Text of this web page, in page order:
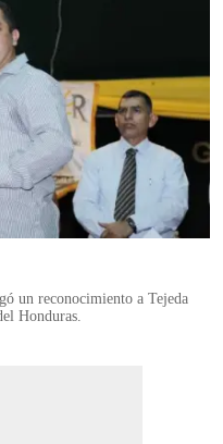
un reconocimiento a Tejeda
Honduras.